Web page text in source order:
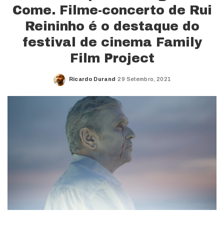
Come. Filme-concerto de Rui
Reininho é o destaque do
festival de cinema Family
Film Project
Posted
Ricardo Durand 29 Setembro, 2021